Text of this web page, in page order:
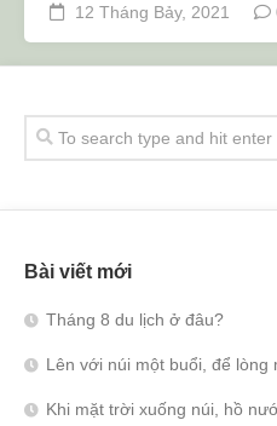
12 Tháng Bảy, 2021
Bài viết mới
Tháng 8 du lịch ở đâu?
Lên với núi một buổi, để lòng
Khi mặt trời xuống núi, hồ